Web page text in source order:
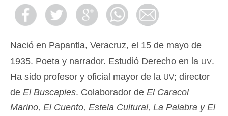
Nació en Papantla, Veracruz, el 15 de mayo de
1935. Poeta y narrador. Estudió Derecho en la uv.
Ha sido profesor y oficial mayor de la uv; director
de El Buscapies. Colaborador de El Caracol
Marino, El Cuento, Estela Cultural, La Palabra y El